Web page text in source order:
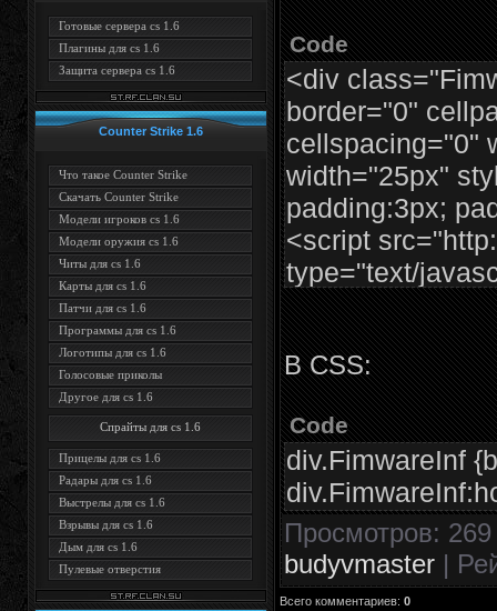
Готовые сервера cs 1.6
Плагины для cs 1.6
Защита сервера cs 1.6
Counter Strike 1.6
Что такое Counter Strike
Скачать Counter Strike
Модели игроков cs 1.6
Модели оружия cs 1.6
Читы для cs 1.6
Карты для cs 1.6
Патчи для cs 1.6
Программы для cs 1.6
Логотипы для cs 1.6
Голосовые приколы
Другое для cs 1.6
Спрайты для cs 1.6
Прицелы для cs 1.6
Радары для cs 1.6
Выстрелы для cs 1.6
Взрывы для cs 1.6
Дым для cs 1.6
Пулевые отверстия
Code
<div
border="0"
cellspacing="0"
width="25px"
padding:3px;
<script
type="text/
height="28px"
valign="top"
left:1px solid
</table> </
solid #ccc;
В CSS:
Code
div.FimwareInf
Просмотров:
budyvmaster|
Всего комментариев: 0